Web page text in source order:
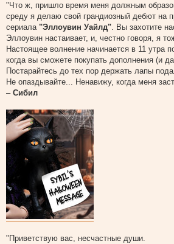
"Что ж, пришло время меня должным
среду я делаю свой грандиозный дебют на
сериала "Эллоувин Уайлд". Вы захотите
Эллоувин настаивает, и, честно говоря, я
Настоящее волнение начинается в 11 утра
когда вы сможете покупать дополнения (и
Постарайтесь до тех пор держать лапы
Не опаздывайте... Ненавижу, когда меня
– Сибил
"Приветствую вас, несчастные души.